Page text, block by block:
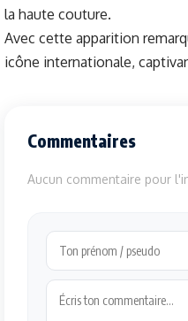
la haute couture.
Avec cette apparition
icône internationale,
Commentaires
Aucun commentaire pour